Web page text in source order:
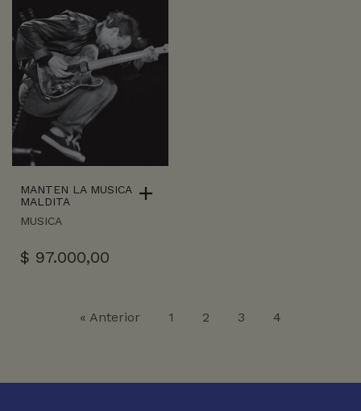
MANTEN LA MUSICA
MALDITA
MUSICA
$ 97.000,00
« Anterior 1 2 3 4